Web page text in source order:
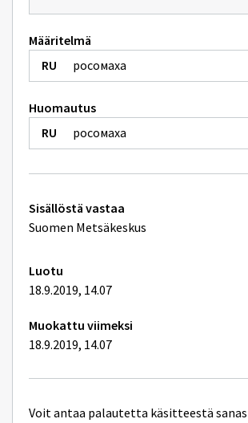
Määritelmä
росомаха
Huomautus
росомаха
Tekniset
lisätiedot
Sisällöstä vastaa
Suomen Metsäkeskus
Luotu
18.9.2019, 14.07
Muokattu viimeksi
18.9.2019, 14.07
Voit antaa palautetta käsitteestä